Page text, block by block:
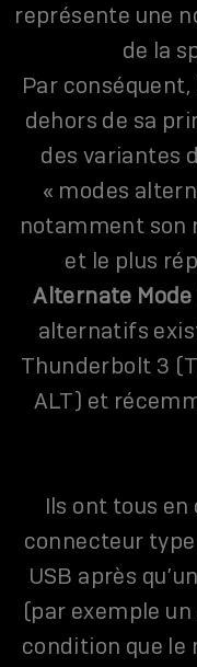
représente une
de la
Par
dehors de sa
des variantes
« modes
notamment son
et le plus
Alternate
alternatifs
Thunderbolt 3
ALT) et
Ils ont tous
connecteur type
USB après
(par exemple
condition que